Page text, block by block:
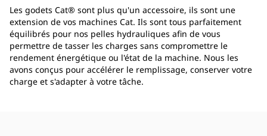
Les godets Cat® sont plus qu'un accessoire, ils sont une
extension de vos machines Cat. Ils sont tous parfaitement
équilibrés pour nos pelles hydrauliques afin de vous
permettre de tasser les charges sans compromettre le
rendement énergétique ou l'état de la machine. Nous les
avons conçus pour accélérer le remplissage, conserver votre
charge et s'adapter à votre tâche.